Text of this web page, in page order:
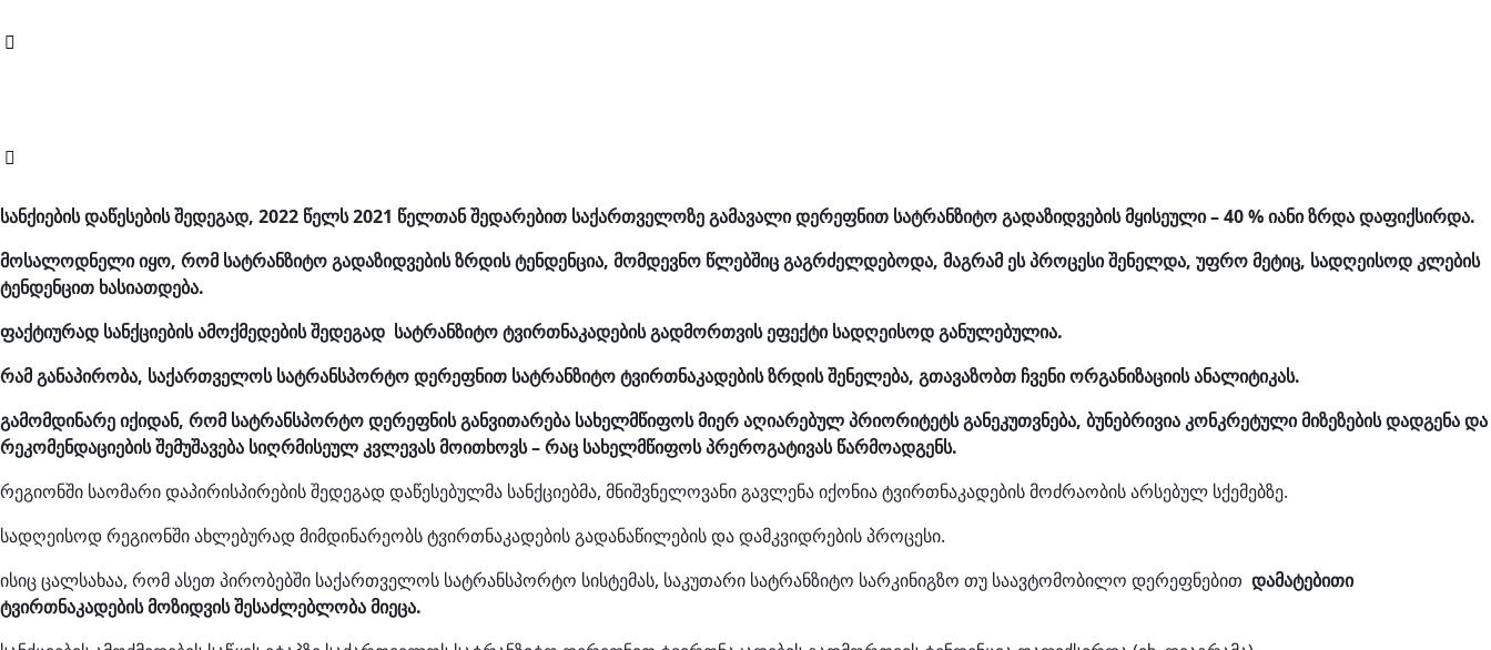
სანქიების დაწესების შედეგად, 2022 წელს 2021 წელთან შედარებით საქართველოზე გამავალი დერეფნით სატრანზიტო გადაზიდვების მყისეული – 40 % იანი ზრდა დაფიქსირდა.
მოსალოდნელი იყო, რომ სატრანზიტო გადაზიდვების ზრდის ტენდენცია, მომდევნო წლებშიც გაგრძელდებოდა, მაგრამ ეს პროცესი შენელდა, უფრო მეტიც, სადღეისოდ კლების
ტენდენცით ხასიათდება.
ფაქტიურად სანქციების ამოქმედების შედეგად სატრანზიტო ტვირთნაკადების გადმორთვის ეფექტი სადღეისოდ განულებულია.
რამ განაპირობა, საქართველოს სატრანსპორტო დერეფნით სატრანზიტო ტვირთნაკადების ზრდის შენელება, გთავაზობთ ჩვენი ორგანიზაციის ანალიტიკას.
გამომდინარე იქიდან, რომ სატრანსპორტო დერეფნის განვითარება სახელმწიფოს მიერ აღიარებულ პრიორიტეტს განეკუთვნება, ბუნებრივია კონკრეტული მიზეზების დადგენა და
რეკომენდაციების შემუშავება სიღრმისეულ კვლევას მოითხოვს – რაც სახელმწიფოს პრეროგატივას წარმოადგენს.
რეგიონში საომარი დაპირისპირების შედეგად დაწესებულმა სანქციებმა, მნიშვნელოვანი გავლენა იქონია ტვირთნაკადების მოძრაობის არსებულ სქემებზე.
სადღეისოდ რეგიონში ახლებურად მიმდინარეობს ტვირთნაკადების გადანაწილების და დამკვიდრების პროცესი.
ისიც ცალსახაა, რომ ასეთ პირობებში საქართველოს სატრანსპორტო სისტემას, საკუთარი სატრანზიტო სარკინიგზო თუ საავტომობილო დერეფნებით დამატებითი
ტვირთნაკადების მოზიდვის შესაძლებლობა მიეცა.